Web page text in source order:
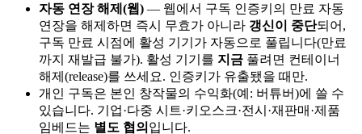
자동 연장 해제(웹) — 웹에서 구독 인증키의 만료 자동
연장을 해제하면 즉시 무효가 아니라 갱신이 중단되어,
구독 만료 시점에 활성 기기가 자동으로 풀립니다(만료
까지 재발급 불가). 활성 기기를 지금 풀려면 컨테이너
해제(release)를 쓰세요. 인증키가 유출됐을 때만.
개인 구독은 본인 창작물의 수익화(예: 버튜버)에 쓸 수
있습니다. 기업·다중 시트·키오스크·전시·재판매·제품
임베드는 별도 협의 입니다.